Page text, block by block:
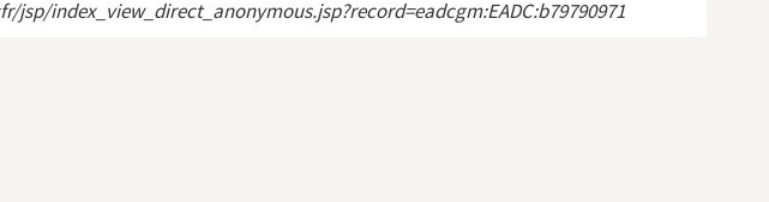
et ses dépendances
index_view_direct_anonymous.jsp?record=eadcgm:EADC:b79790971